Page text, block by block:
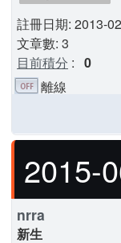
註冊日期: 2013-
文章數: 3
目前積分 : 0
離線
2015-
nrra
新生